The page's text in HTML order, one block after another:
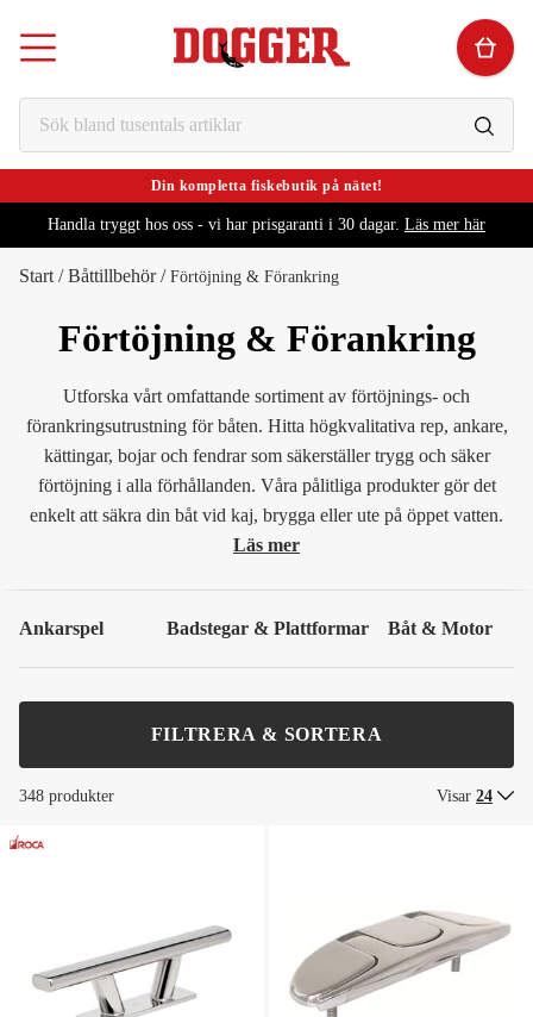
Din kompletta fiskebutik på nätet!
Handla tryggt hos oss - vi har prisgaranti i 30 dagar. Läs mer här
Start /Båttillbehör/ Förtöjning & Förankring
Förtöjning & Förankring
Utforska vårt omfattande sortiment av förtöjnings- och
förankringsutrustning för båten. Hitta högkvalitativa rep, ankare,
kättingar, bojar och fendrar som säkerställer trygg och säker
förtöjning i alla förhållanden. Våra pålitliga produkter gör det
enkelt att säkra din båt vid kaj, brygga eller ute på öppet vatten.
Läs mer
Ankarspel Badstegar & Plattformar Båt & Motor
FILTRERA & SORTERA
348 produkter Visar 24